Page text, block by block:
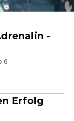
-
6
Erfolg